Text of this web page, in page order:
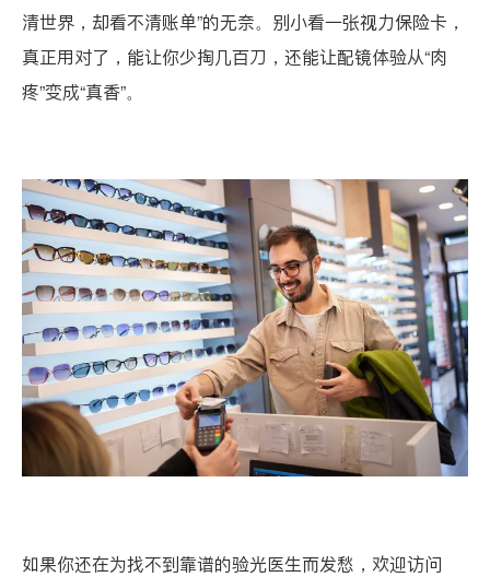
清世界，却看不清账单”的无奈。别小看一张视力保险卡，
真正用对了，能让你少掏几百刀，还能让配镜体验从“肉
疼”变成“真香”。
如果你还在为找不到靠谱的验光医生而发愁，欢迎访问